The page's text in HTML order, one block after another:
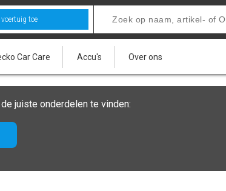
voertuig toe
Car Care Accu's Over ons
juiste onderdelen te vinden: